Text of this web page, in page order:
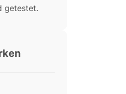
getestet.